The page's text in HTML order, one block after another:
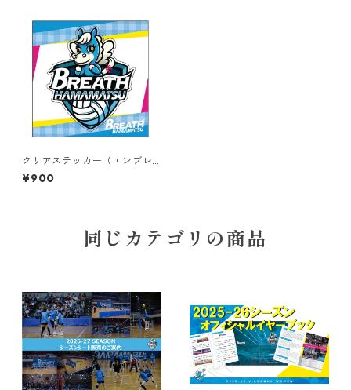
クリアステッカー（エンブレ
ム）
¥900
同じカテゴリの商品